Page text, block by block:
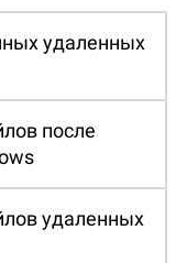
удаленных
после
удаленных